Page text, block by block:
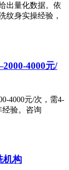
出量化数据。依
纹身实操经验，
4000元/
4000元/次，需4-
经验。咨询
机构